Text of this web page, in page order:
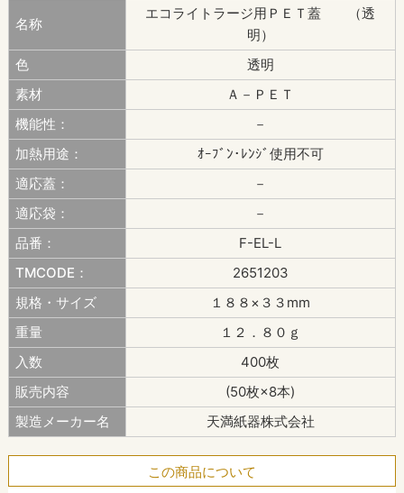
名称
エコライトラージ用ＰＥＴ蓋 （透
明）
色
透明
素材
Ａ－ＰＥＴ
機能性：
－
加熱用途：
ｵｰﾌﾞﾝ･ﾚﾝｼﾞ使用不可
適応蓋：
－
適応袋：
－
品番：
F-EL-L
TMCODE：
2651203
規格・サイズ
１８８×３３mm
重量
１２．８０ｇ
入数
400枚
販売内容
(50枚×8本)
製造メーカー名
天満紙器株式会社
この商品について